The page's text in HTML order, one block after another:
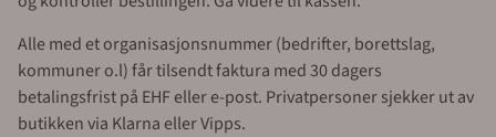
Alle med et organisasjonsnummer (bedrifter, borettslag,
kommuner o.l) får tilsendt faktura med 30 dagers
betalingsfrist på EHF eller e-post. Privatpersoner sjekker ut av
butikken via Klarna eller Vipps.